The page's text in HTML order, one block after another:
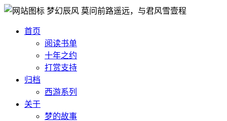
梦幻辰风 莫问前路遥远，与君风雪壹程
首页
阅读书单
十年之约
打赏支持
归档
西游系列
关于
梦的故事